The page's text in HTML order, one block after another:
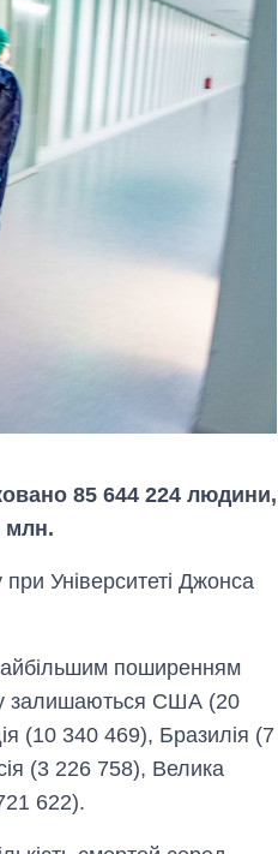
85 644 224 людини,
млн.
Університеті Джонса
поширенням
залишаються США (20
(10 340 469), Бразилія (7
(3 226 758), Велика
622).